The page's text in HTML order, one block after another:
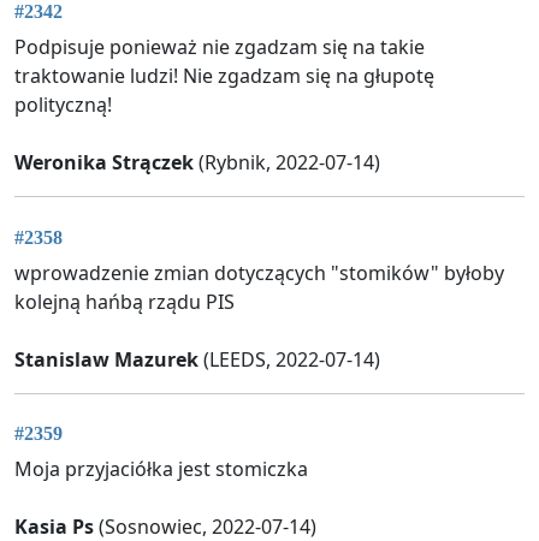
#2342
Podpisuje ponieważ nie zgadzam się na takie
traktowanie ludzi! Nie zgadzam się na głupotę
polityczną!
Weronika Strączek(Rybnik, 2022-07-14)
#2358
wprowadzenie zmian dotyczących "stomików" byłoby
kolejną hańbą rządu PIS
Stanislaw Mazurek(LEEDS, 2022-07-14)
#2359
Moja przyjaciółka jest stomiczka
Kasia Ps(Sosnowiec, 2022-07-14)